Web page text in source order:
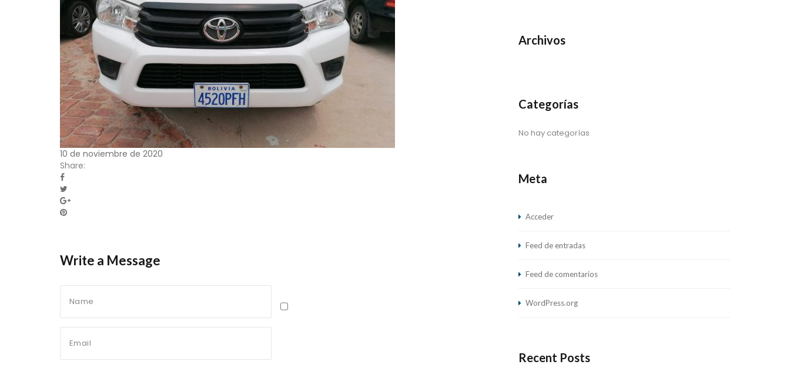
10 de noviembre de 2020
Share:
Write a Message
Archivos
Categorías
No hay categorías
Meta
Acceder
Feed de entradas
Feed de comentarios
WordPress.org
Recent Posts